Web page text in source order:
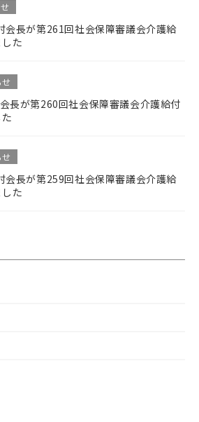
会長が第261回社会保障審議会介護給
た
長が第260回社会保障審議会介護給付
会長が第259回社会保障審議会介護給
た